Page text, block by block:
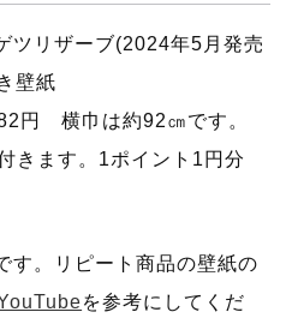
ツリザーブ(2024年5月発売
壁紙
円 横巾は約92㎝です。
きます。1ポイント1円分
す。リピート商品の壁紙の
を参考にしてくだ